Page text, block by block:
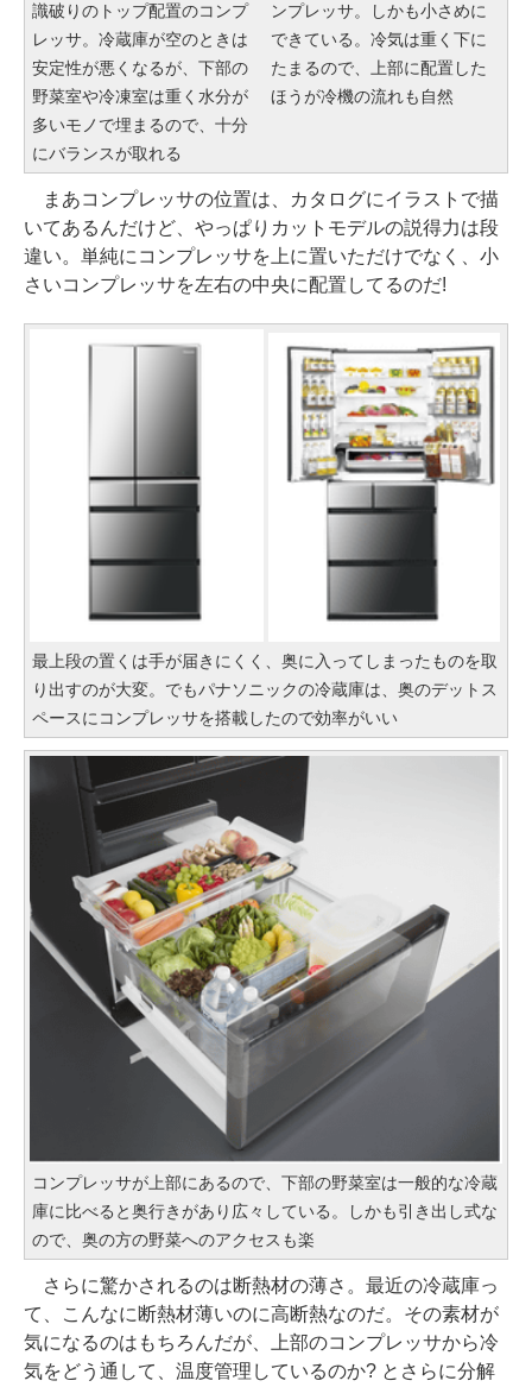
識破りのトップ配置のコンプ
レッサ。冷蔵庫が空のときは
安定性が悪くなるが、下部の
野菜室や冷凍室は重く水分が
多いモノで埋まるので、十分
にバランスが取れる
ンプレッサ。しかも小さめに
できている。冷気は重く下に
たまるので、上部に配置した
ほうが冷機の流れも自然
まあコンプレッサの位置は、カタログにイラストで描
いてあるんだけど、やっぱりカットモデルの説得力は段
違い。単純にコンプレッサを上に置いただけでなく、小
さいコンプレッサを左右の中央に配置してるのだ!
最上段の置くは手が届きにくく、奥に入ってしまったものを取
り出すのが大変。でもパナソニックの冷蔵庫は、奥のデットス
ペースにコンプレッサを搭載したので効率がいい
コンプレッサが上部にあるので、下部の野菜室は一般的な冷蔵
庫に比べると奥行きがあり広々している。しかも引き出し式な
ので、奥の方の野菜へのアクセスも楽
さらに驚かされるのは断熱材の薄さ。最近の冷蔵庫っ
て、こんなに断熱材薄いのに高断熱なのだ。その素材が
気になるのはもちろんだが、上部のコンプレッサから冷
気をどう通して、温度管理しているのか? とさらに分解